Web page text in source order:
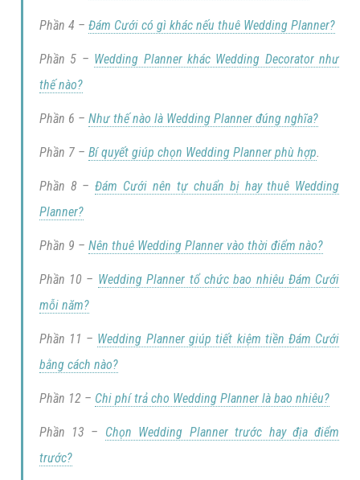
Phần 4 – Đám Cưới có gì khác nếu thuê Wedding Planner?
Phần 5 – Wedding Planner khác Wedding Decorator như
thế nào?
Phần 6 – Như thế nào là Wedding Planner đúng nghĩa?
Phần 7 – Bí quyết giúp chọn Wedding Planner phù hợp.
Phần 8 –Đám Cưới nên tự chuẩn bị hay thuê Wedding
Planner?
Phần 9 – Nên thuê Wedding Planner vào thời điểm nào?
Phần 10 – Wedding Planner tổ chức bao nhiêu Đám Cưới
mỗi năm?
Phần 11 – Wedding Planner giúp tiết kiệm tiền Đám Cưới
bằng cách nào?
Phần 12 – Chi phí trả cho Wedding Planner là bao nhiêu?
Phần 13 – Chọn Wedding Planner trước hay địa điểm
trước?